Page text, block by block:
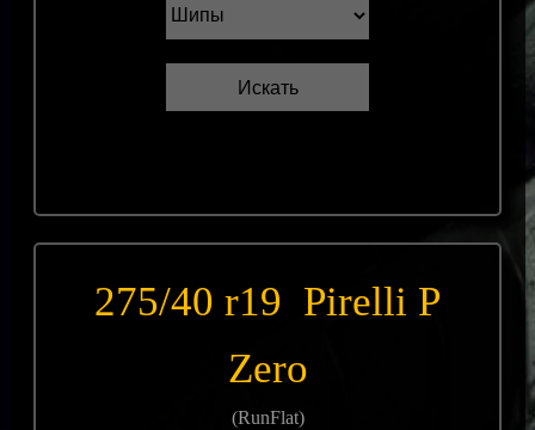
275/40 r19 Pirelli P
Zero
(RunFlat)